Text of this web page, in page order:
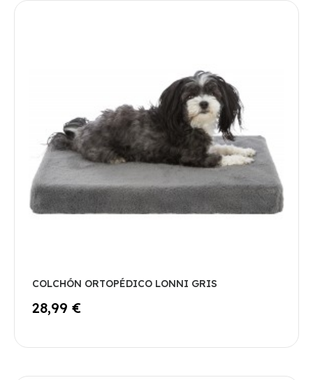
COLCHÓN ORTOPÉDICO LONNI GRIS
28,99 €